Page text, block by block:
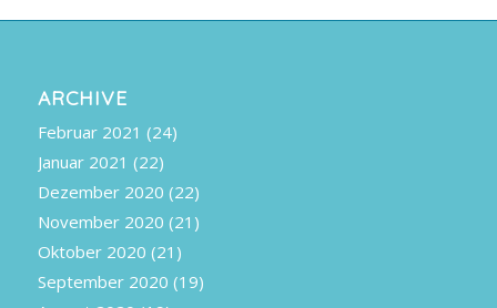
ARCHIVE
Februar 2021 (24)
Januar 2021 (22)
Dezember 2020 (22)
November 2020 (21)
Oktober 2020 (21)
September 2020 (19)